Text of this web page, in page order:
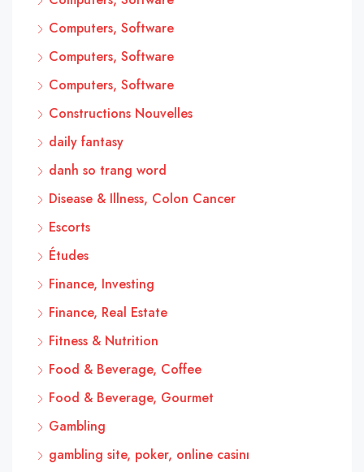
Computers, Software
Computers, Software
Computers, Software
Constructions Nouvelles
daily fantasy
danh so trang word
Disease & Illness, Colon Cancer
Escorts
Études
Finance, Investing
Finance, Real Estate
Fitness & Nutrition
Food & Beverage, Coffee
Food & Beverage, Gourmet
Gambling
gambling site, poker, online casinı